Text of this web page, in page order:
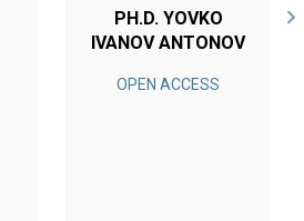
PH.D. YOVKO
IVANOV ANTONOV
OPEN ACCESS